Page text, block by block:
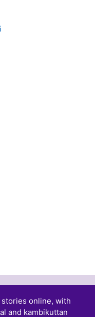
stories online, with
and kambikuttan